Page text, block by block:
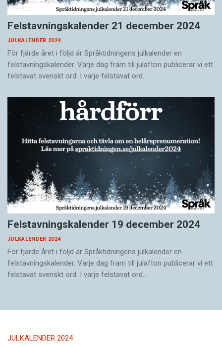
Felstavningskalender 21 december 2024
JULKALENDER 2024
För fjärde året i följd är Språktidningens julkalender en
felstavningskalender. Varje dag fram till julafton publicerar vi ett
felstavat svenskt ord. I varje felstavat ord…
Felstavningskalender 19 december 2024
JULKALENDER 2024
För fjärde året i följd är Språktidningens julkalender en
felstavningskalender. Varje dag fram till julafton publicerar vi ett
felstavat svenskt ord. I varje felstavat ord…
JULKALENDER 2024